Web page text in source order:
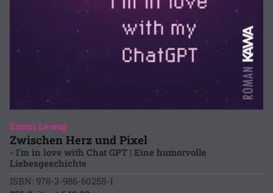
Emmi Lewag
Zwischen Herz und Pixel
- I'm in love with Chat GPT | Eine humorvolle
Liebesgeschichte
ISBN: 978-3-986-60258-1